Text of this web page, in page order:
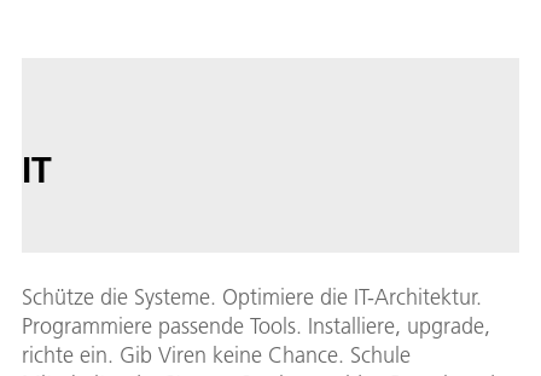
IT
Schütze die Systeme. Optimiere die IT-Architektur.
Programmiere passende Tools. Installiere, upgrade,
richte ein. Gib Viren keine Chance. Schule